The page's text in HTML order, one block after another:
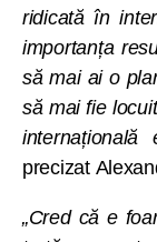
ridicată în
importanța
să mai ai o
să mai fie
internațională
precizat
„Cred că e